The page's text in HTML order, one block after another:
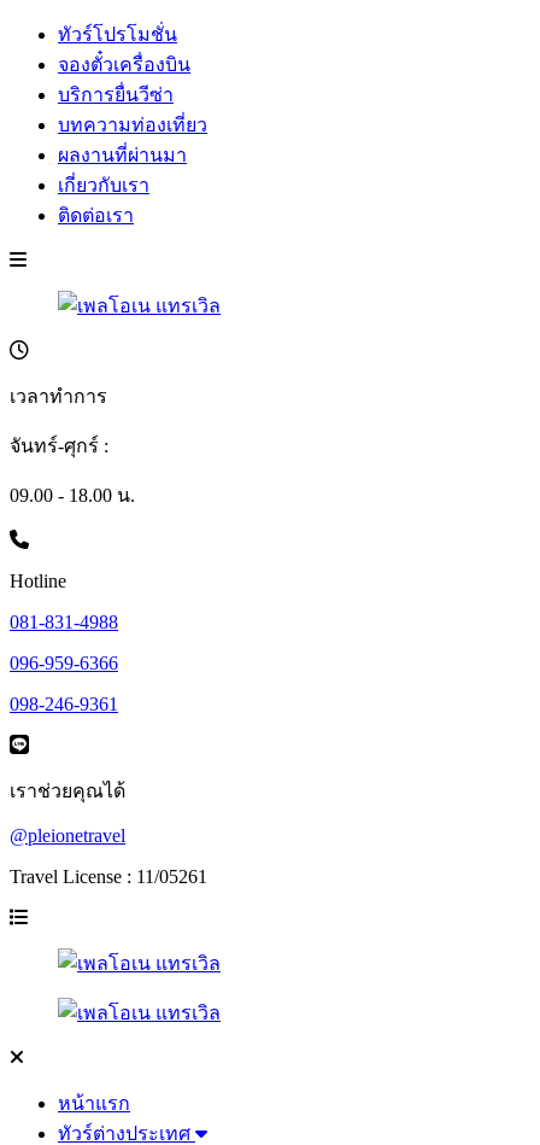
ทัวร์โปรโมชั่น
จองตั๋วเครื่องบิน
บริการยื่นวีซ่า
บทความท่องเที่ยว
ผลงานที่ผ่านมา
เกี่ยวกับเรา
ติดต่อเรา
เวลาทำการ
จันทร์-ศุกร์ :
09.00 - 18.00 น.
Hotline
081-831-4988
096-959-6366
098-246-9361
เราช่วยคุณได้
@pleionetravel
Travel License : 11/05261
หน้าแรก
ทัวร์ต่างประเทศ